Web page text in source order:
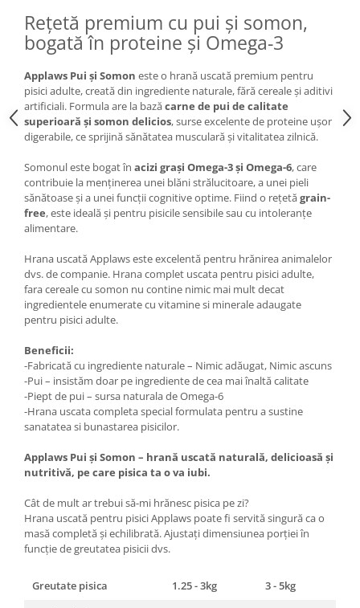
Lampi terarii
Suplimente vitamino minerale
reptile
Accesorii diverse terarii
Iazuri
Igiena Iazuri
Conditioner apa iaz
Hrana pesti iazuri
Teste apa iaz
Filtre iaz
Pompe iaz
Accesorii iaz
Cai
Toaletare cai
Accesorii cai
Rețetă premium cu pui și somon,
bogată în proteine și Omega-3
Applaws Pui și Somon este o hrană uscată premium pentru
pisici adulte, creată din ingrediente naturale, fără cereale și aditivi
artificiali. Formula are la bazăcarne de pui de calitate
superioară și somon delicios, surse excelente de proteine ușor
digerabile, ce sprijină sănătatea musculară și vitalitatea zilnică.
Somonul este bogat în acizi grași Omega-3 și Omega-6, care
contribuie la menținerea unei blăni strălucitoare, a unei pieli
sănătoase și a unei funcții cognitive optime. Fiind o rețetăgrain-
free, este ideală și pentru pisicile sensibile sau cu intoleranțe
alimentare.
Hrana uscată Applaws este excelentă pentru hrănirea animalelor
dvs. de companie. Hrana complet uscata pentru pisici adulte,
fara cereale cu somon nu contine nimic mai mult decat
ingredientele enumerate cu vitamine si minerale adaugate
pentru pisici adulte.
Beneficii:
-Fabricată cu ingrediente naturale – Nimic adăugat, Nimic ascuns
-Pui – insistăm doar pe ingrediente de cea mai înaltă calitate
-Piept de pui – sursa naturala de Omega-6
-Hrana uscata completa special formulata pentru a sustine
sanatatea si bunastarea pisicilor.
Applaws Pui și Somon – hrană uscată naturală, delicioasă și
nutritivă, pe care pisica ta o va iubi.
Cât de mult ar trebui să-mi hrănesc pisica pe zi?
Hrana uscată pentru pisici Applaws poate fi servită singură ca o
masă completă și echilibrată. Ajustați dimensiunea porției în
funcție de greutatea pisicii dvs.
Greutate pisica 1.25 - 3kg 3 - 5kg